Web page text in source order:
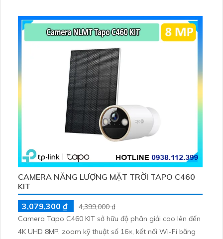
256GB hoặc lưu đám mây dễ lắp đặt cho gia đình và văn
phòng nhỏ.
CAMERA NĂNG LƯỢNG MẶT TRỜI TAPO C460
KIT
3,079,300 ₫
4,399,000 ₫
Camera Tapo C460 KIT sở hữu độ phân giải cao lên đến
4K UHD 8MP, zoom kỹ thuật số 16×, kết nối Wi-Fi băng